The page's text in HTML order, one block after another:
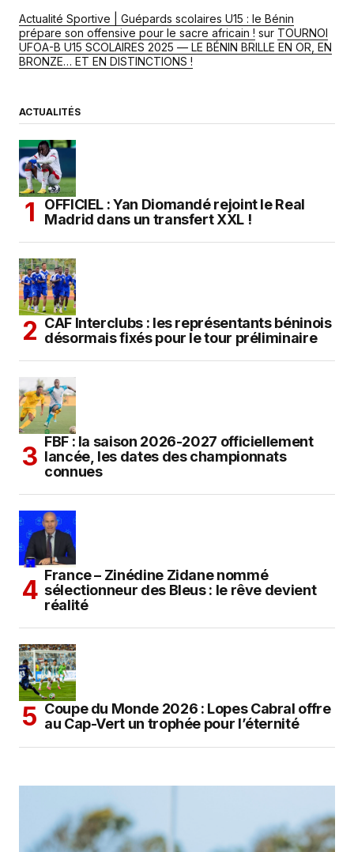
Actualité Sportive | Guépards scolaires U15 : le Bénin
prépare son offensive pour le sacre africain ! sur TOURNOI
UFOA-B U15 SCOLAIRES 2025 — LE BÉNIN BRILLE EN OR, EN
BRONZE… ET EN DISTINCTIONS !
ACTUALITÉS
OFFICIEL : Yan Diomandé rejoint le Real
Madrid dans un transfert XXL !
CAF Interclubs : les représentants béninois
désormais fixés pour le tour préliminaire
FBF : la saison 2026-2027 officiellement
lancée, les dates des championnats
connues
France – Zinédine Zidane nommé
sélectionneur des Bleus : le rêve devient
réalité
Coupe du Monde 2026 : Lopes Cabral offre
au Cap-Vert un trophée pour l’éternité